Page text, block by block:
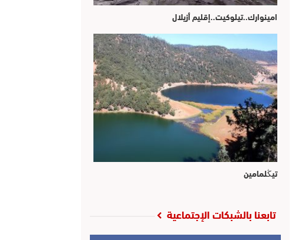
امينوارك..تيلوكيت..إقليم أزيلال
تيڭلمامين
تابعنا بالشبكات الإجتماعية